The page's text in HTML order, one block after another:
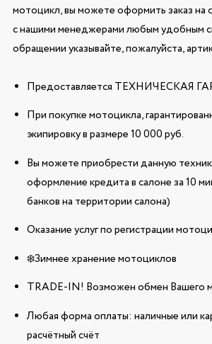
мотоцикл, вы можете оформить заказ на
с нашими менеджерами любым удобным
обращении указывайте, пожалуйста,
Предоставляется ТЕХНИЧЕСКАЯ
При покупке мотоцикла,
экипировку в размере 10 000 руб.
Вы можете приобрести данную
оформление кредита в салоне за 10
банков на территории салона)
Оказание услуг по регистрации
❄️Зимнее хранение мотоциклов
TRADE-IN! Возможен обмен Вашего
Любая форма оплаты: наличные или
расчётный счёт